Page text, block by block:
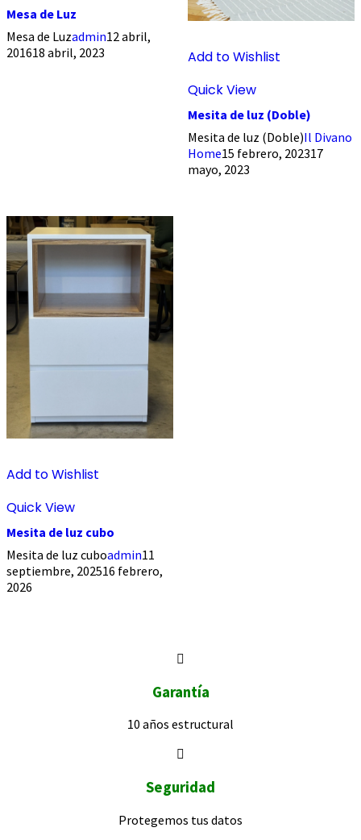
Mesa de Luz
Mesa de Luzadmin12 abril,
201618 abril, 2023
Add to Wishlist
Quick View
Mesita de luz (Doble)
Mesita de luz (Doble)Il Divano
Home15 febrero, 202317
mayo, 2023
Add to Wishlist
Quick View
Mesita de luz cubo
Mesita de luz cuboadmin11
septiembre, 202516 febrero,
2026
Garantía
10 años estructural
Seguridad
Protegemos tus datos